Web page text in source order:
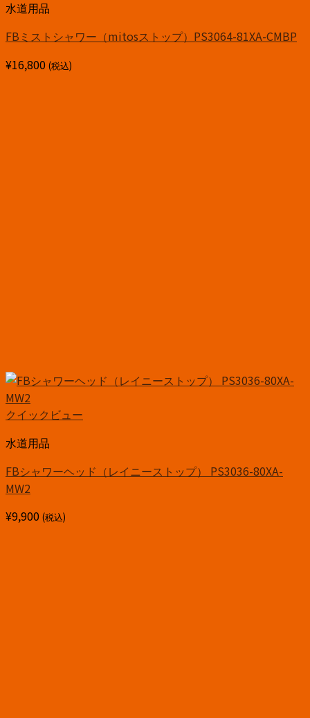
水道用品
FBミストシャワー（mitosストップ）PS3064-81XA-CMBP
¥16,800 (税込)
クイックビュー
水道用品
FBシャワーヘッド（レイニーストップ） PS3036-80XA-
MW2
¥9,900 (税込)